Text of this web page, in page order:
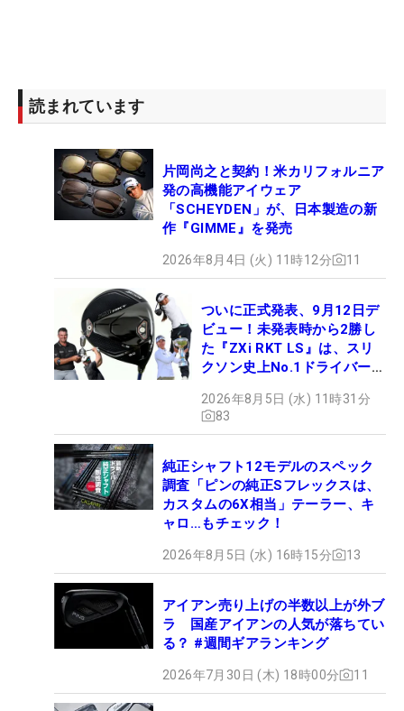
読まれています
片岡尚之と契約！米カリフォルニア
発の高機能アイウェア
「SCHEYDEN」が、日本製造の新
作『GIMME』を発売
2026年8月4日 (火) 11時12分 11
ついに正式発表、9月12日デ
ビュー！未発表時から2勝し
た『ZXi RKT LS』は、スリ
クソン史上No.1ドライバー!?
2026年8月5日 (水) 11時31分
83
純正シャフト12モデルのスペック
調査「ピンの純正Sフレックスは、
カスタムの6X相当」テーラー、キ
ャロ…もチェック！
2026年8月5日 (水) 16時15分 13
アイアン売り上げの半数以上が外ブ
ラ 国産アイアンの人気が落ちてい
る？ #週間ギアランキング
2026年7月30日 (木) 18時00分 11